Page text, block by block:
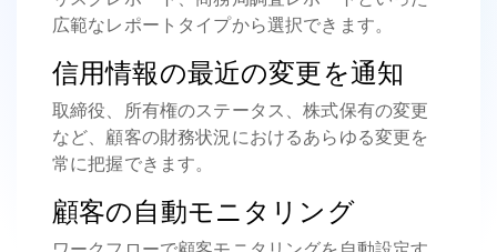
広範なレポートタイプから選択できます。
信用情報の最近の変更を通知
取締役、所有権のステータス、株式保有の変更
など、顧客の財務状況におけるあらゆる変更を
常に把握できます。
顧客の自動モニタリング